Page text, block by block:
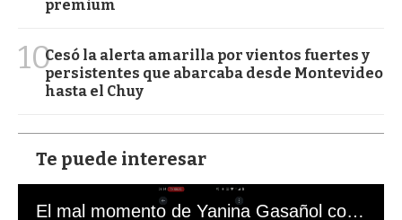
premium
10Cesó la alerta amarilla por vientos fuertes y
persistentes que abarcaba desde Montevideo
hasta el Chuy
Te puede interesar
El mal momento de Yanina Gasañol con un hincha argentino en "Subrayado"